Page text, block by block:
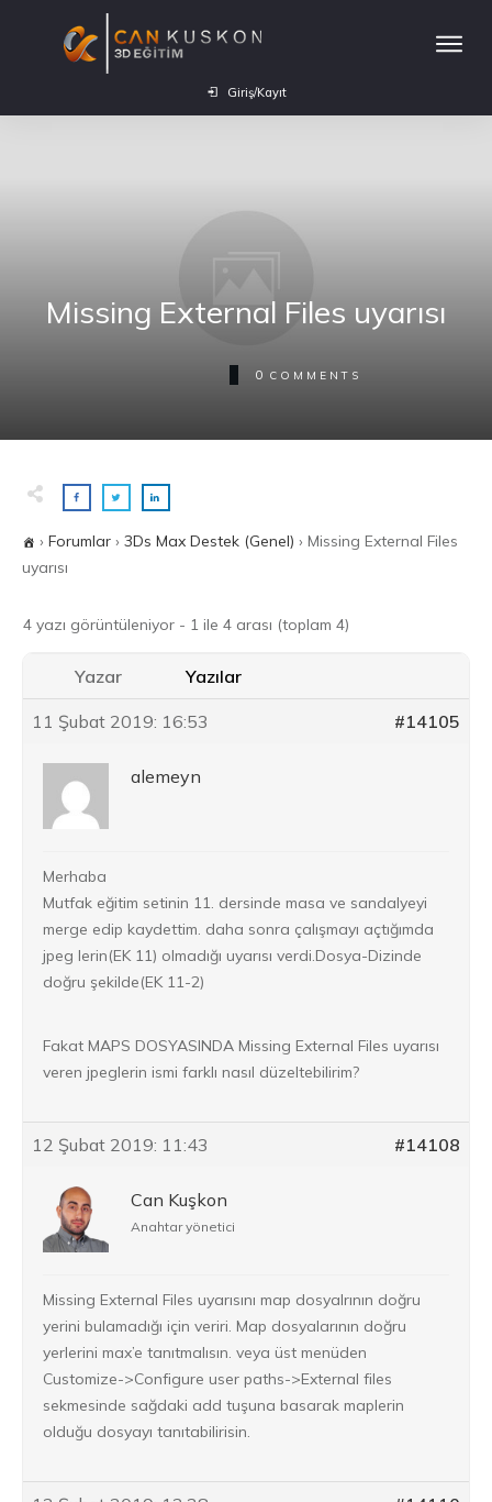
Giriş/Kayıt
Missing External Files uyarısı
0 COMMENTS
› Forumlar › 3Ds Max Destek (Genel) › Missing External Files
uyarısı
4 yazı görüntüleniyor - 1 ile 4 arası (toplam 4)
Yazar Yazılar
11 Şubat 2019: 16:53 #14105
alemeyn
Merhaba
Mutfak eğitim setinin 11. dersinde masa ve sandalyeyi
merge edip kaydettim. daha sonra çalışmayı açtığımda
jpeg lerin(EK 11) olmadığı uyarısı verdi.Dosya-Dizinde
doğru şekilde(EK 11-2)
Fakat MAPS DOSYASINDA Missing External Files uyarısı
veren jpeglerin ismi farklı nasıl düzeltebilirim?
12 Şubat 2019: 11:43 #14108
Can Kuşkon
Anahtar yönetici
Missing External Files uyarısını map dosyalrının doğru
yerini bulamadığı için veriri. Map dosyalarının doğru
yerlerini max’e tanıtmalısın. veya üst menüden
Customize->Configure user paths->External files
sekmesinde sağdaki add tuşuna basarak maplerin
olduğu dosyayı tanıtabilirisin.